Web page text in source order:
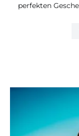
perfekten